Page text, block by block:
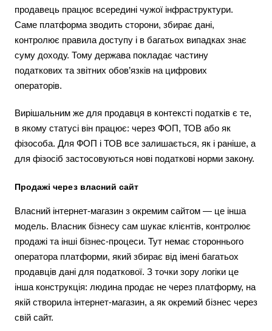
продавець працює всередині чужої інфраструктури.
Cаме платформа зводить сторони, збирає дані,
контролює правила доступу і в багатьох випадках знає
суму доходу. Тому держава покладає частину
податкових та звітних обов’язків на цифрових
операторів.
Вирішальним же для продавця в контексті податків є те,
в якому статусі він працює: через ФОП, ТОВ або як
фізособа. Для ФОП і ТОВ все залишається, як і раніше, а
для фізосіб застосовуються нові податкові норми закону.
Продажі через власний сайт
Власний інтернет-магазин з окремим сайтом — це інша
модель. Власник бізнесу сам шукає клієнтів, контролює
продажі та інші бізнес-процеси. Тут немає стороннього
оператора платформи, який збирає від імені багатьох
продавців дані для податкової. З точки зору логіки це
інша конструкція: людина продає не через платформу, на
якій створила інтернет-магазин, а як окремий бізнес через
свій сайт.